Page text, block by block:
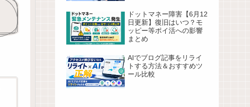
ドットマネー障害【6月12
日更新】復旧はいつ？モ
ッピー等ポイ活への影響
まとめ
AIでブログ記事をリライ
トする方法＆おすすめツ
ール比較